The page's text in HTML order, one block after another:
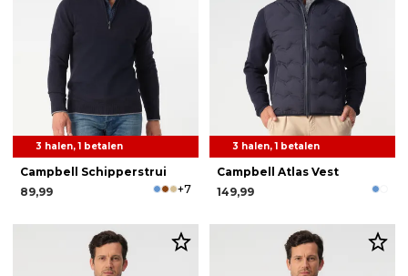
3 halen, 1 betalen
Campbell Schipperstrui
89,99
+7
3 halen, 1 betalen
Campbell Atlas Vest
149,99